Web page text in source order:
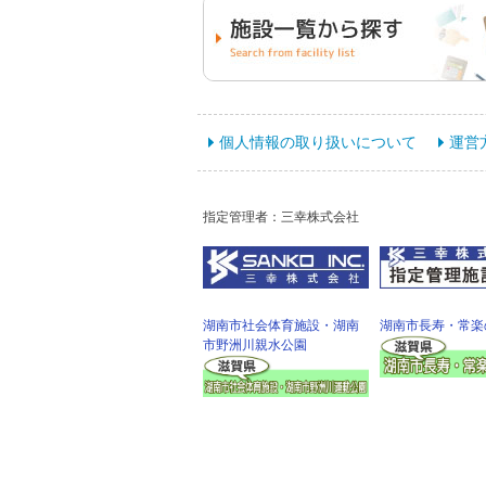
個人情報の取り扱いについて 運営
指定管理者：三幸株式会社